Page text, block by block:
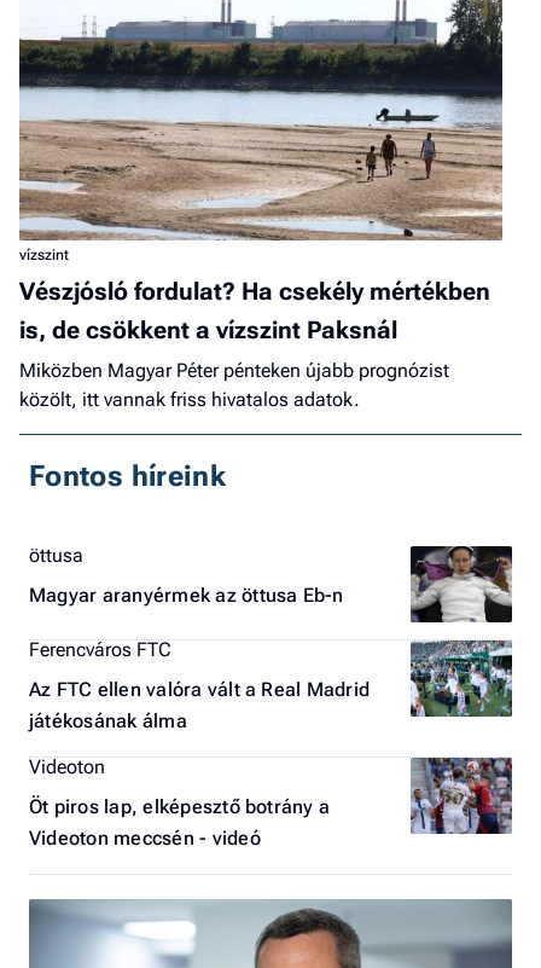
vízszint
Vészjósló fordulat? Ha csekély mértékben
is, de csökkent a vízszint Paksnál
Miközben Magyar Péter pénteken újabb prognózist
közölt, itt vannak friss hivatalos adatok.
Fontos híreink
öttusa
Magyar aranyérmek az öttusa Eb-n
Ferencváros FTC
Az FTC ellen valóra vált a Real Madrid
játékosának álma
Videoton
Öt piros lap, elképesztő botrány a
Videoton meccsén - videó